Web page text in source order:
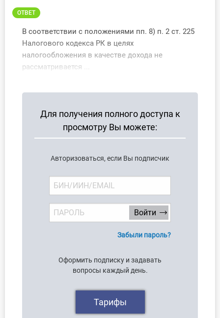
Юридический помощник
Интернет-магазин
Тестирование для
ОТВЕТ
В соответствии с положениями пп. 8) п. 2 ст. 225
Налогового кодекса РК в целях
налогообложения в качестве дохода не
рассматривается ...
Для получения полного доступа к
просмотру Вы можете:
Авторизоваться, если Вы подписчик
Забыли пароль?
Оформить подписку и задавать
вопросы каждый день.
Тарифы